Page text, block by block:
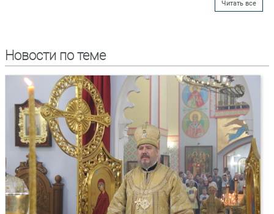
Читать все
Новости по теме